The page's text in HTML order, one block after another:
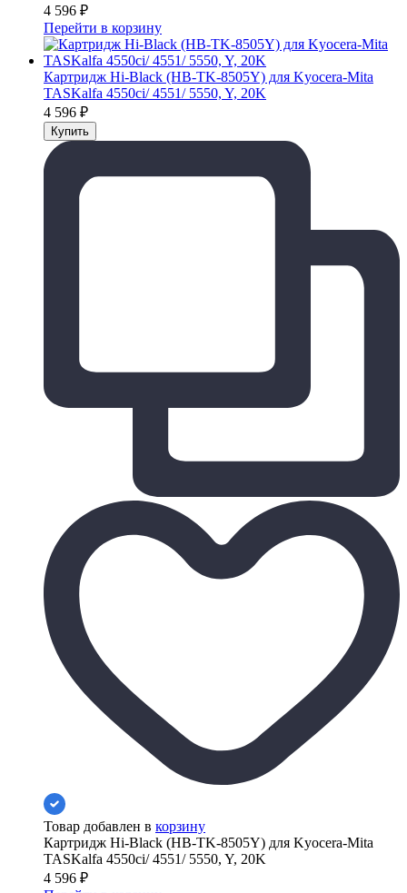
4 596 ₽
Перейти в корзину
Картридж Hi-Black (HB-TK-8505Y) для Kyocera-Mita
TASKalfa 4550ci/ 4551/ 5550, Y, 20K
4 596 ₽
Товар добавлен в корзину
Картридж Hi-Black (HB-TK-8505Y) для Kyocera-Mita
TASKalfa 4550ci/ 4551/ 5550, Y, 20K
4 596 ₽